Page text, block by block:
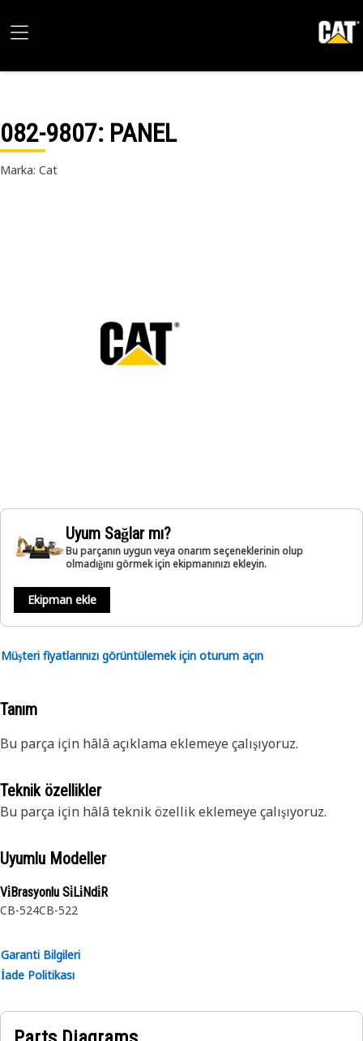
082-9807: PANEL
Marka: Cat
Uyum Sağlar mı?
Bu parçanın uygun veya onarım seçeneklerinin olup
olmadığını görmek için ekipmanınızı ekleyin.
Ekipman ekle
Müşteri fiyatlarınızı görüntülemek için oturum açın
Tanım
Bu parça için hâlâ açıklama eklemeye çalışıyoruz.
Teknik özellikler
Bu parça için hâlâ teknik özellik eklemeye çalışıyoruz.
Uyumlu Modeller
Vi̇Brasyonlu Si̇Li̇Ndi̇R
CB-524CB-522
Garanti Bilgileri
İade Politikası